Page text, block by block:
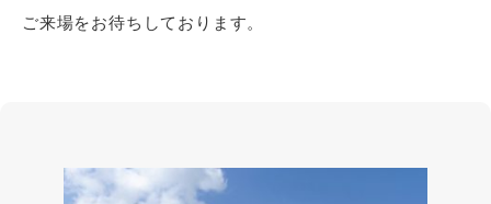
ご来場をお待ちしております。